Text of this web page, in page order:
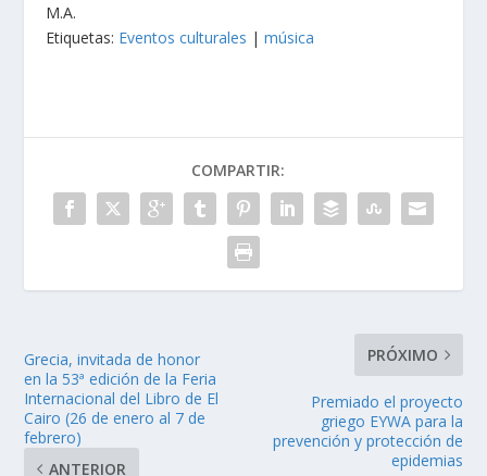
Μ.Α.
Etiquetas: Eventos culturales |música
COMPARTIR:
Grecia, invitada de honor
en la 53ª edición de la Feria
Internacional del Libro de El
Cairo (26 de enero al 7 de
febrero)
ANTERIOR
PRÓXIMO
Premiado el proyecto
griego EYWA para la
prevención y protección de
epidemias